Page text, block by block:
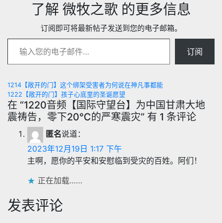
了解 微牧之歌 的更多信息
订阅即可将最新帖子发送到您的电子邮箱。
输入您的电子邮件…
订阅
文
章
导
1214【敞开的门】这个绑架受害者为何说在神凡事都能
1222【敞开的门】孩子心底里的圣诞愿望
在 “1220音频【国际守望台】为中国甘肃大地
震祷告，零下20℃的严寒震灾” 有 1 条评论
匿名说道：
2023年12月19日 1:17 下午
主啊，愿你的平安和安慰临到受灾的百姓。阿们！
正在加载……
发表评论